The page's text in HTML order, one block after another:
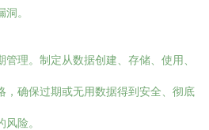
。
理。制定从数据创建、存储、使用、
，确保过期或无用数据得到安全、彻底
险。